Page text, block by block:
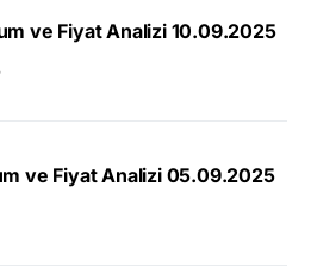
ve Fiyat Analizi 10.09.2025
ve Fiyat Analizi 05.09.2025